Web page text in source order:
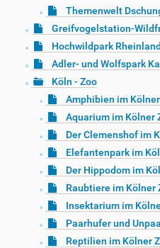
Themenwelt
Greifvogelstation-
Hochwildpark
Adler- und Wolfspark
Köln - Zoo
Amphibien im
Aquarium im Kölner
Der Clemenshof im
Elefantenpark im
Der Hippodom im
Raubtiere im Kölner
Insektarium im
Paarhufer und
Reptilien im Kölner